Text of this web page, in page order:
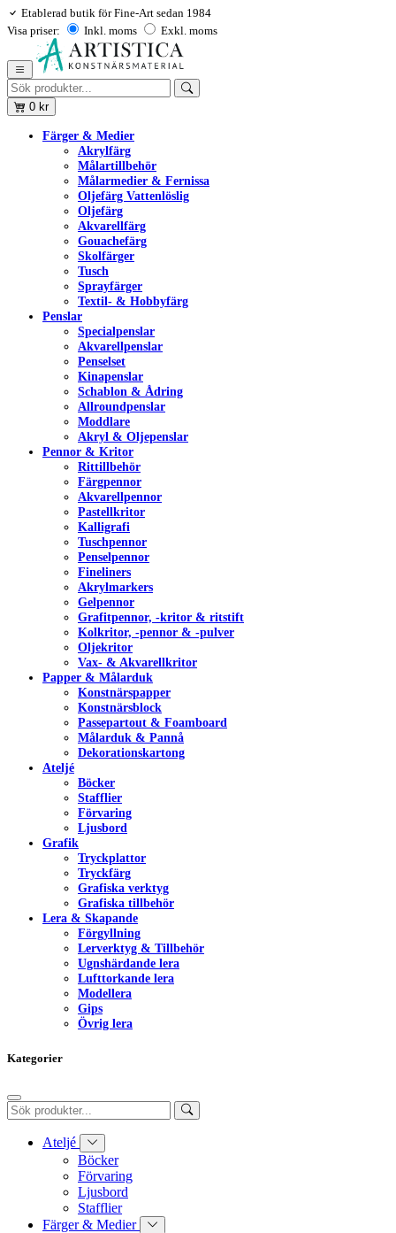
Etablerad butik för Fine-Art sedan 1984
Visa priser:
Inkl. moms Exkl. moms
0 kr
Färger & Medier
Akrylfärg
Målartillbehör
Målarmedier & Fernissa
Oljefärg Vattenlöslig
Oljefärg
Akvarellfärg
Gouachefärg
Skolfärger
Tusch
Sprayfärger
Textil- & Hobbyfärg
Penslar
Specialpenslar
Akvarellpenslar
Penselset
Kinapenslar
Schablon & Ådring
Allroundpenslar
Moddlare
Akryl & Oljepenslar
Pennor & Kritor
Rittillbehör
Färgpennor
Akvarellpennor
Pastellkritor
Kalligrafi
Tuschpennor
Penselpennor
Fineliners
Akrylmarkers
Gelpennor
Grafitpennor, -kritor & ritstift
Kolkritor, -pennor & -pulver
Oljekritor
Vax- & Akvarellkritor
Papper & Målarduk
Konstnärspapper
Konstnärsblock
Passepartout & Foamboard
Målarduk & Pannå
Dekorationskartong
Ateljé
Böcker
Stafflier
Förvaring
Ljusbord
Grafik
Tryckplattor
Tryckfärg
Grafiska verktyg
Grafiska tillbehör
Lera & Skapande
Förgyllning
Lerverktyg & Tillbehör
Ugnshärdande lera
Lufttorkande lera
Modellera
Gips
Övrig lera
Kategorier
Ateljé
Böcker
Förvaring
Ljusbord
Stafflier
Färger & Medier